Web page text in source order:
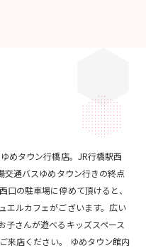
めタウン行橋店。JR行橋駅西
通バスゆめタウン行きの終点
の駐車場に停めて頂けると、
エルカフェがございます。広い
子さんが遊べるキッズスペース
来店ください。 ゆめタウン館内